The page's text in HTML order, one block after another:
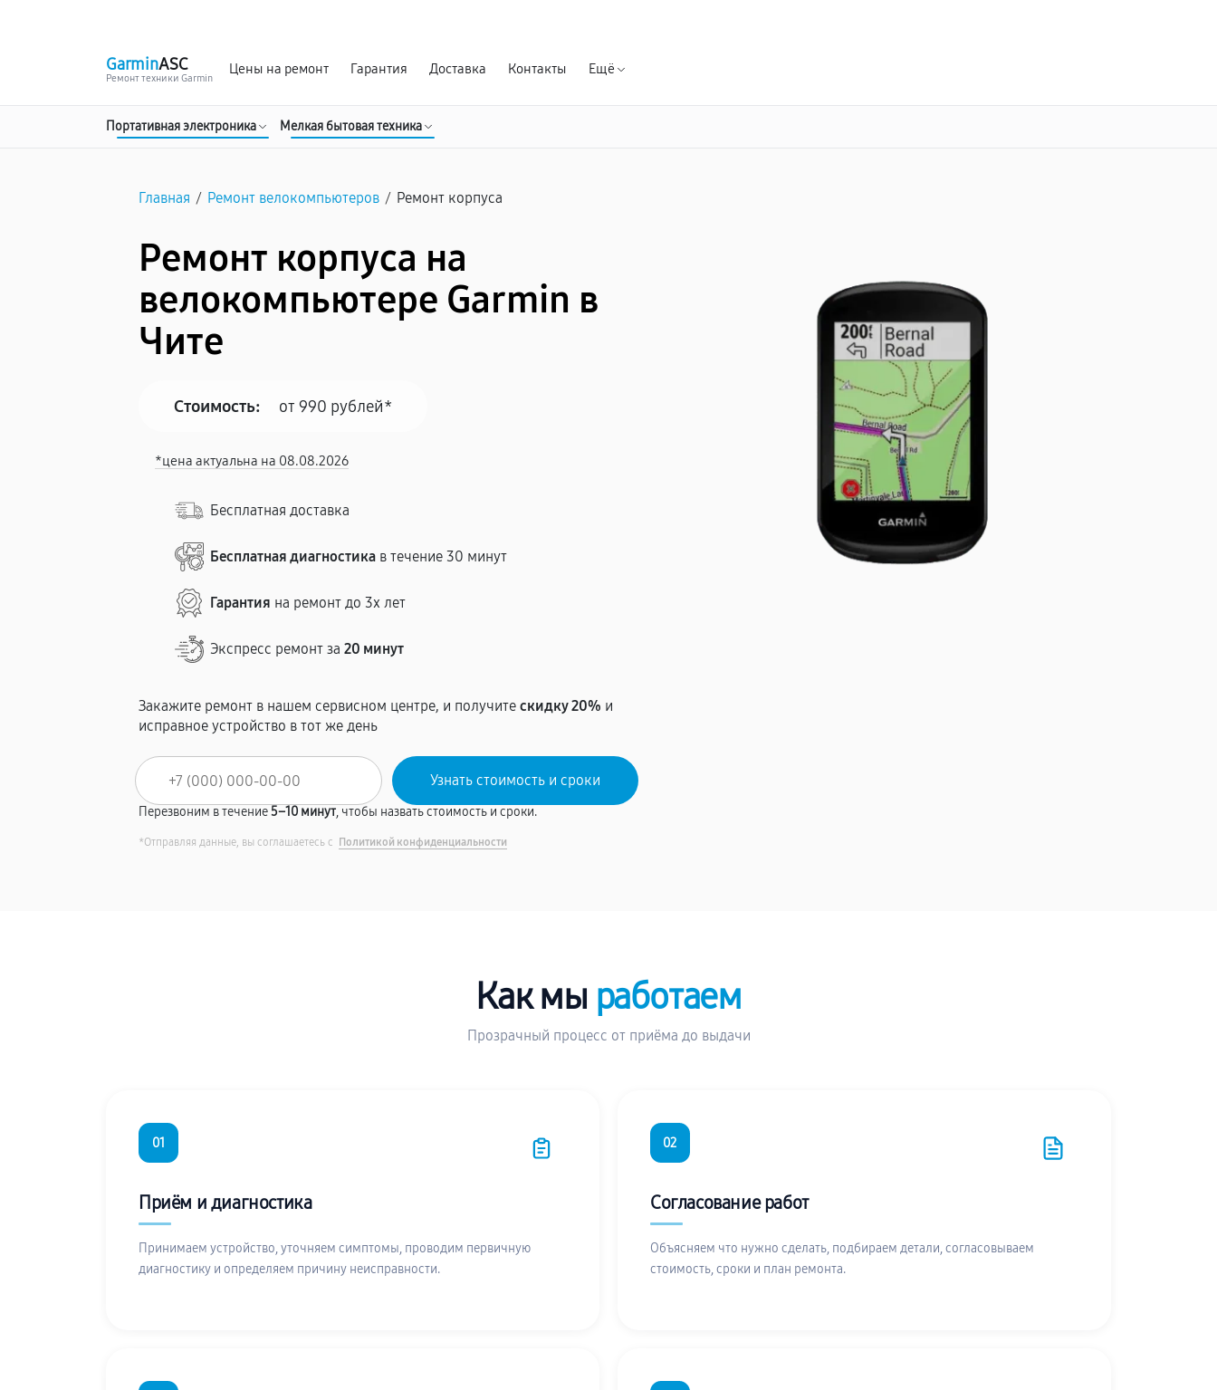
GarminASC
Ремонт техники Garmin
Цены на ремонт Гарантия Доставка Контакты Ещё
Портативная электроника Мелкая бытовая техника
Главная / Ремонт велокомпьютеров / Ремонт корпуса
Ремонт корпуса на
велокомпьютере Garmin в
Чите
Стоимость: от 990 рублей*
*цена актуальна на 08.08.2026
Бесплатная доставка
Бесплатная диагностика в течение 30 минут
Гарантия на ремонт до 3х лет
Экспресс ремонт за20 минут
Закажите ремонт в нашем сервисном центре, и получитескидку 20% и
исправное устройство в тот же день
Перезвоним в течение5–10 минут, чтобы назвать стоимость и сроки.
*Отправляя данные, вы соглашаетесь с Политикой конфиденциальности
Как мы работаем
Прозрачный процесс от приёма до выдачи
01
Приём и диагностика
Принимаем устройство, уточняем симптомы, проводим первичную
диагностику и определяем причину неисправности.
02
Согласование работ
Объясняем что нужно сделать, подбираем детали, согласовываем
стоимость, сроки и план ремонта.